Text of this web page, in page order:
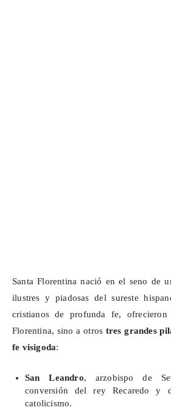
Santa Florentina nació en el seno de
ilustres y piadosas del sureste
cristianos de profunda fe,
Florentina, sino a otros tres grandes
fe visigoda:
San Leandro, arzobispo de
conversión del rey Recaredo y
catolicismo.